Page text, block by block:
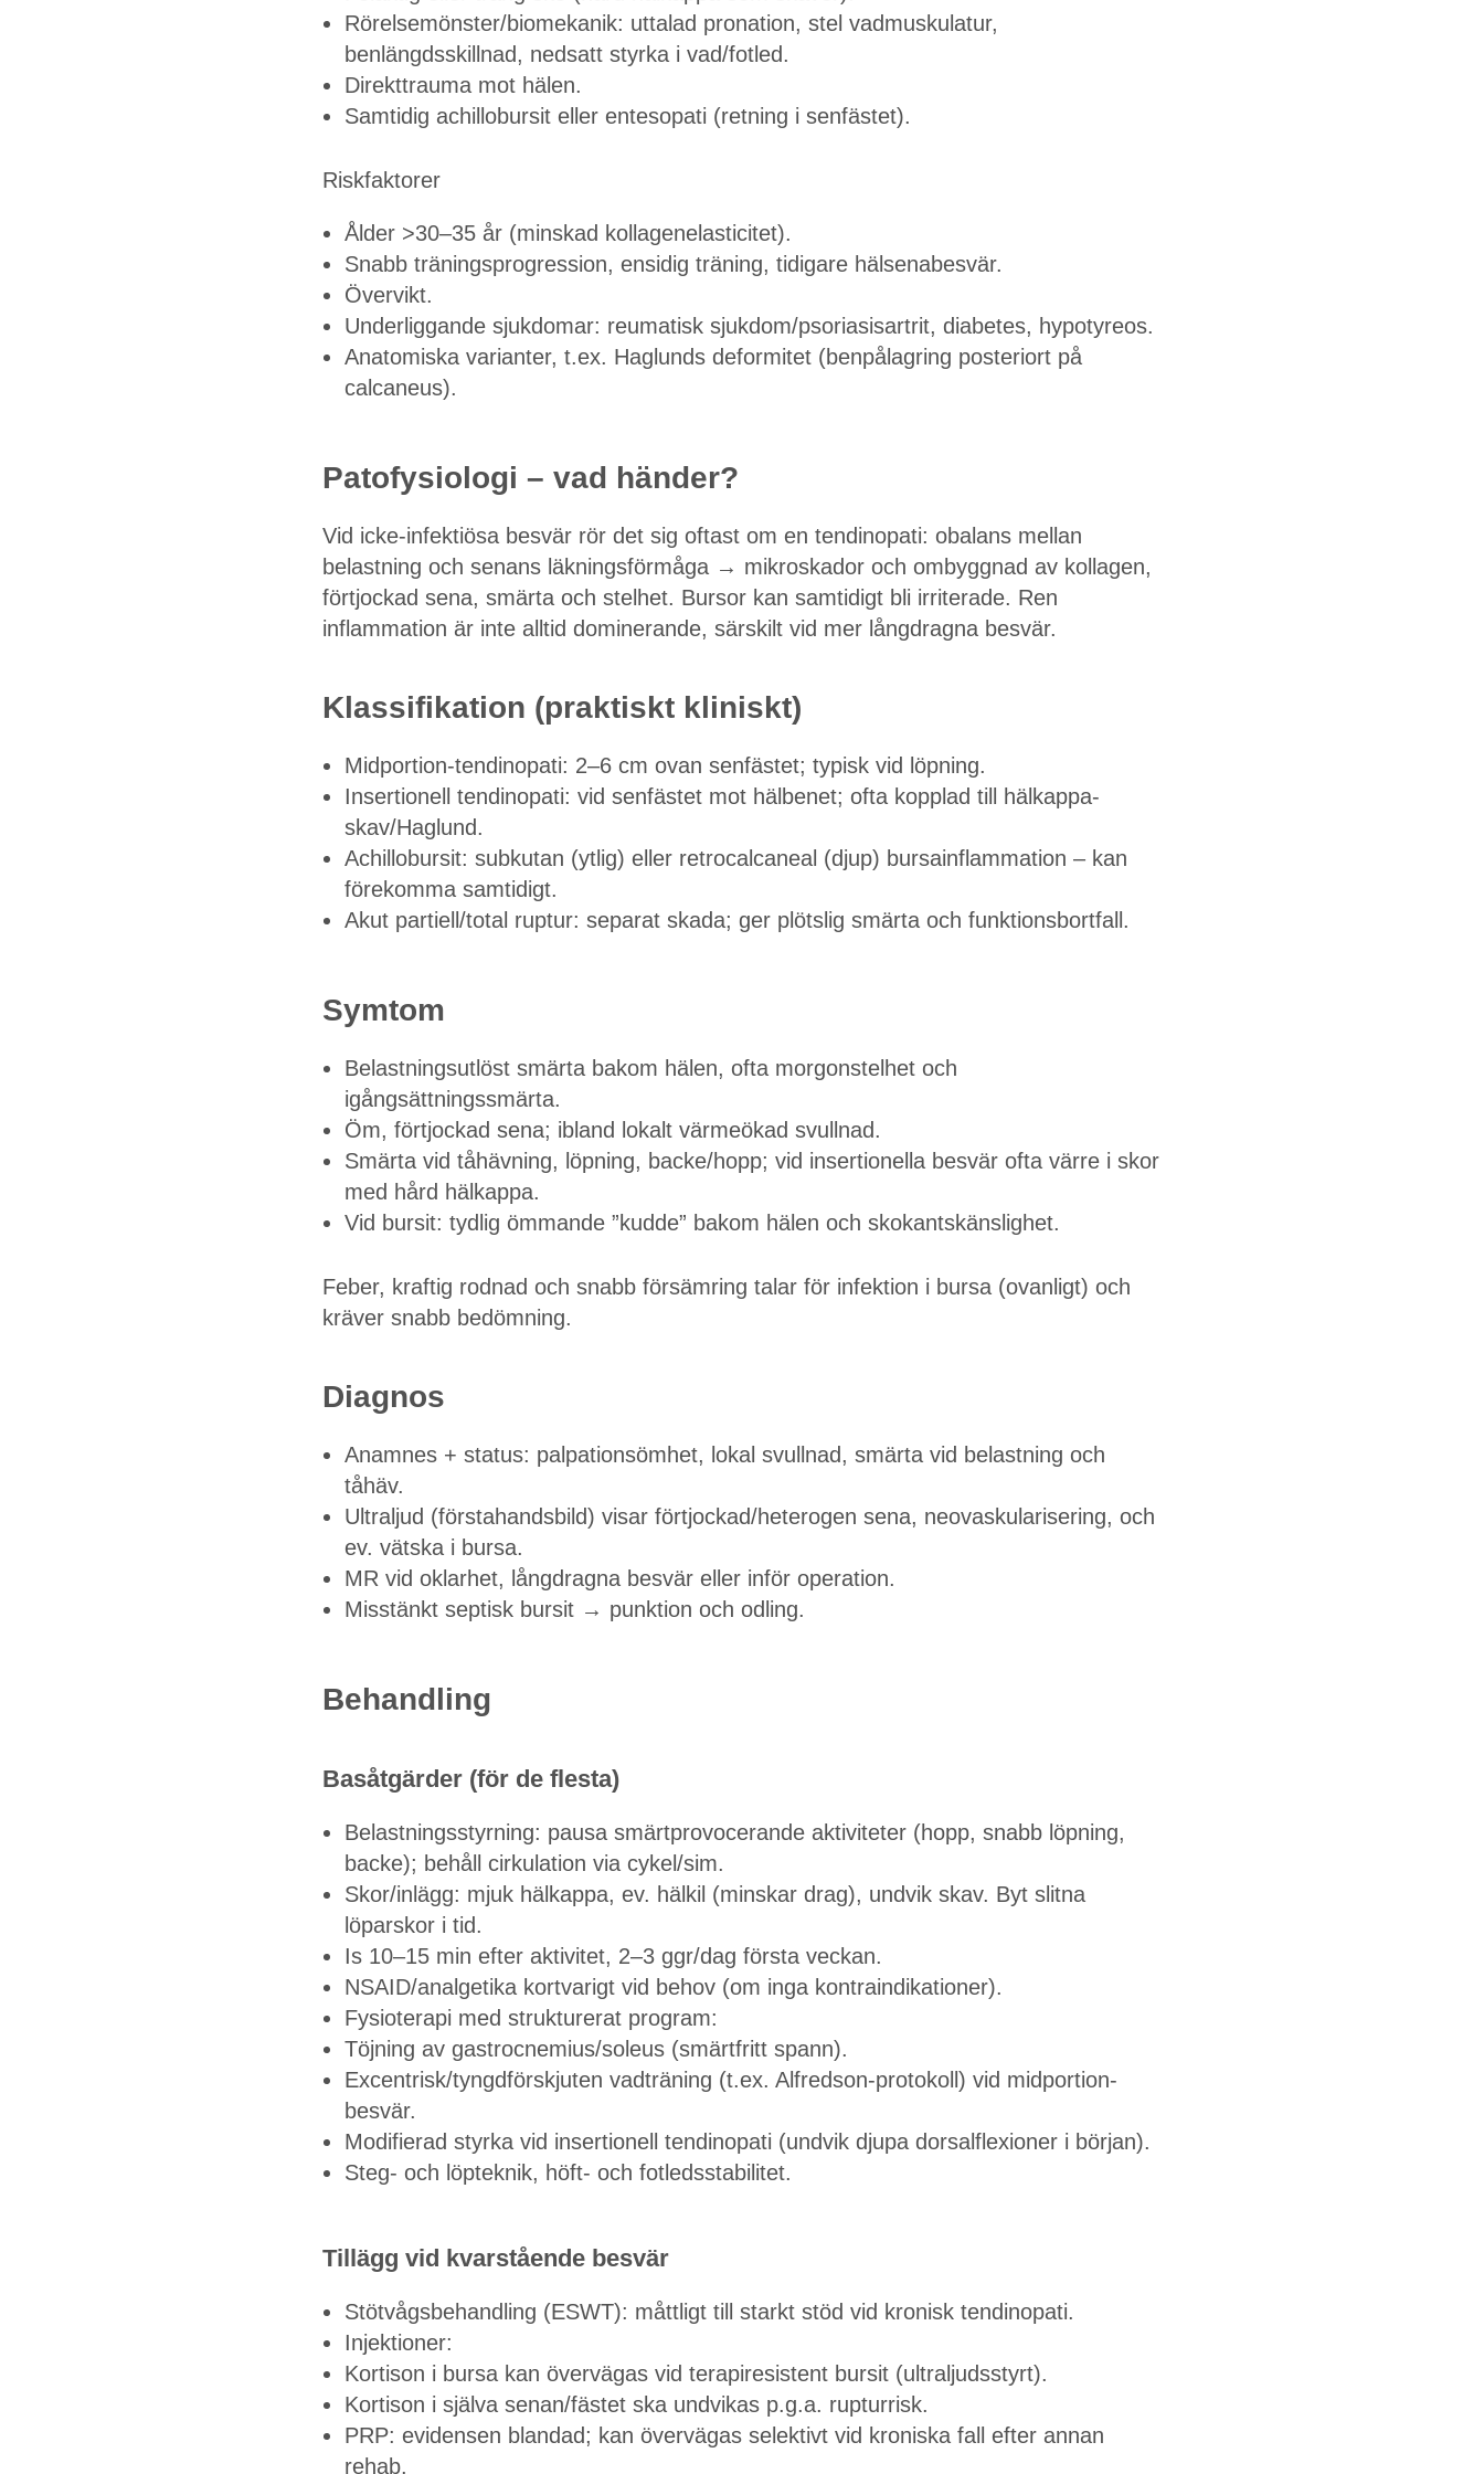
Rörelsemönster/biomekanik: uttalad pronation, stel vadmuskulatur,
benlängdsskillnad, nedsatt styrka i vad/fotled.
Direkttrauma mot hälen.
Samtidig achillobursit eller entesopati (retning i senfästet).
Riskfaktorer
Ålder >30–35 år (minskad kollagenelasticitet).
Snabb träningsprogression, ensidig träning, tidigare hälsenabesvär.
Övervikt.
Underliggande sjukdomar: reumatisk sjukdom/psoriasisartrit, diabetes, hypotyreos.
Anatomiska varianter, t.ex. Haglunds deformitet (benpålagring posteriort på
calcaneus).
Patofysiologi – vad händer?
Vid icke-infektiösa besvär rör det sig oftast om en tendinopati: obalans mellan
belastning och senans läkningsförmåga → mikroskador och ombyggnad av kollagen,
förtjockad sena, smärta och stelhet. Bursor kan samtidigt bli irriterade. Ren
inflammation är inte alltid dominerande, särskilt vid mer långdragna besvär.
Klassifikation (praktiskt kliniskt)
Midportion-tendinopati: 2–6 cm ovan senfästet; typisk vid löpning.
Insertionell tendinopati: vid senfästet mot hälbenet; ofta kopplad till hälkappa-
skav/Haglund.
Achillobursit: subkutan (ytlig) eller retrocalcaneal (djup) bursainflammation – kan
förekomma samtidigt.
Akut partiell/total ruptur: separat skada; ger plötslig smärta och funktionsbortfall.
Symtom
Belastningsutlöst smärta bakom hälen, ofta morgonstelhet och
igångsättningssmärta.
Öm, förtjockad sena; ibland lokalt värmeökad svullnad.
Smärta vid tåhävning, löpning, backe/hopp; vid insertionella besvär ofta värre i skor
med hård hälkappa.
Vid bursit: tydlig ömmande ”kudde” bakom hälen och skokantskänslighet.
Feber, kraftig rodnad och snabb försämring talar för infektion i bursa (ovanligt) och
kräver snabb bedömning.
Diagnos
Anamnes + status: palpationsömhet, lokal svullnad, smärta vid belastning och
tåhäv.
Ultraljud (förstahandsbild) visar förtjockad/heterogen sena, neovaskularisering, och
ev. vätska i bursa.
MR vid oklarhet, långdragna besvär eller inför operation.
Misstänkt septisk bursit → punktion och odling.
Behandling
Basåtgärder (för de flesta)
Belastningsstyrning: pausa smärtprovocerande aktiviteter (hopp, snabb löpning,
backe); behåll cirkulation via cykel/sim.
Skor/inlägg: mjuk hälkappa, ev. hälkil (minskar drag), undvik skav. Byt slitna
löparskor i tid.
Is 10–15 min efter aktivitet, 2–3 ggr/dag första veckan.
NSAID/analgetika kortvarigt vid behov (om inga kontraindikationer).
Fysioterapi med strukturerat program:
Töjning av gastrocnemius/soleus (smärtfritt spann).
Excentrisk/tyngdförskjuten vadträning (t.ex. Alfredson-protokoll) vid midportion-
besvär.
Modifierad styrka vid insertionell tendinopati (undvik djupa dorsalflexioner i början).
Steg- och löpteknik, höft- och fotledsstabilitet.
Tillägg vid kvarstående besvär
Stötvågsbehandling (ESWT): måttligt till starkt stöd vid kronisk tendinopati.
Injektioner:
Kortison i bursa kan övervägas vid terapiresistent bursit (ultraljudsstyrt).
Kortison i själva senan/fästet ska undvikas p.g.a. rupturrisk.
PRP: evidensen blandad; kan övervägas selektivt vid kroniska fall efter annan
rehab.